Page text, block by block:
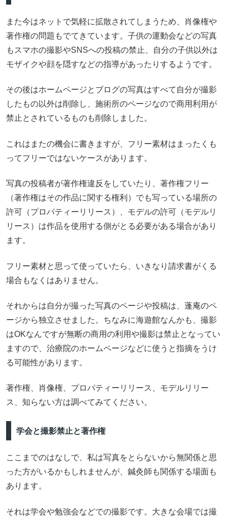
また今はネットで気軽に拡散されてしまうため、肖像権や
著作権の問題もでてきています。子供の運動会などの写真
もスマホの撮影やSNSへの投稿の禁止、自分の子供以外は
モザイクや顔を隠すなどの指導があったりするようです。
その後はホームページとブログの写真はすべて自分が撮影
したもの以外は削除し、施術所のページなので商用利用が
禁止とされているものも削除しました。
これはまたの機会に書きますが、フリー素材はまったくも
ってフリーではないケースがあります。
写真の投稿者が著作権違反をしていたり、著作権フリー
（著作権はその作品に関する権利）でも写っている場所の
許可（プロパティーリリース）、モデルの許可（モデルリ
リース）は作品を使用する側がとる必要がある場合があり
ます。
フリー素材と思って使っていたら、いきなり請求書がくる
場合もなくはありません。
それからは自分が撮った写真のページや投稿は、蓬庵のペ
ージから独立させました。ちなみに海遊館なんかも、撮影
はOKなんですが無断の商用の利用や撮影は禁止となってい
ますので、治療院のホームページなどに使うと指摘をうけ
る可能性があります。
著作権、肖像権、プロパティーリリース、モデルリリー
ス、知らない方は調べてみてください。
学会と撮影禁止と著作権
ここまでのはなしで、私は写真をとらないから無関係と思
った方がいるかもしれませんが、鍼灸師も関係する場面も
あります。
それは学会や勉強会などでの撮影です。大きな会場では撮